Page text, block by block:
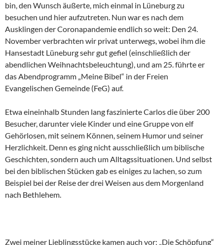
bin, den Wunsch äußerte, mich einmal in Lüneburg zu
besuchen und hier aufzutreten. Nun war es nach dem
Ausklingen der Coronapandemie endlich so weit: Den 24.
November verbrachten wir privat unterwegs, wobei ihm die
Hansestadt Lüneburg sehr gut gefiel (einschließlich der
abendlichen Weihnachtsbeleuchtung), und am 25. führte er
das Abendprogramm „Meine Bibel“ in der Freien
Evangelischen Gemeinde (FeG) auf.
Etwa eineinhalb Stunden lang faszinierte Carlos die über 200
Besucher, darunter viele Kinder und eine Gruppe von elf
Gehörlosen, mit seinem Können, seinem Humor und seiner
Herzlichkeit. Denn es ging nicht ausschließlich um biblische
Geschichten, sondern auch um Alltagssituationen. Und selbst
bei den biblischen Stücken gab es einiges zu lachen, so zum
Beispiel bei der Reise der drei Weisen aus dem Morgenland
nach Bethlehem.
Zwei meiner Lieblingsstücke kamen auch vor: „Die Schöpfung“